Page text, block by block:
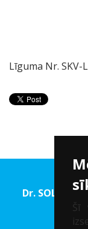
Šī
Līguma Nr. SKV-
Dr.